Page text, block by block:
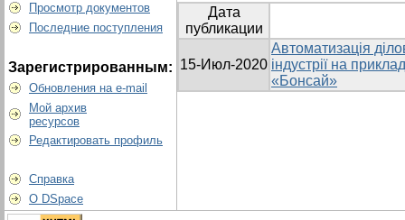
Просмотр документов
Последние поступления
Зарегистрированным:
Обновления на e-mail
Мой архив
ресурсов
Редактировать профиль
Справка
О DSpace
Дата
публикации
15-Июл-2020
Автоматизація
індустрії на
«Бонсай»